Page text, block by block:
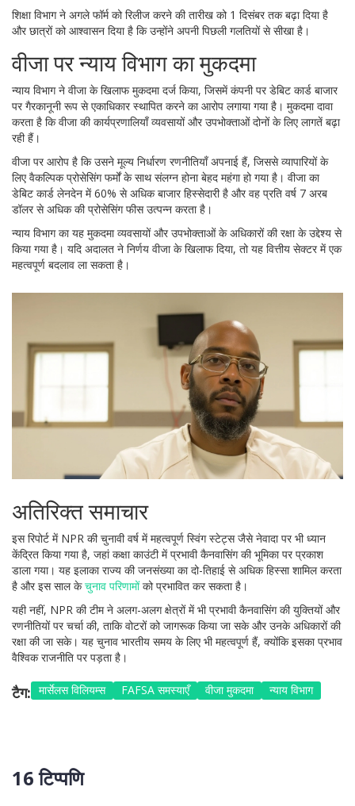
शिक्षा विभाग ने अगले फॉर्म को रिलीज करने की तारीख को 1 दिसंबर तक बढ़ा दिया है
और छात्रों को आश्वासन दिया है कि उन्होंने अपनी पिछली गलतियों से सीखा है।
वीजा पर न्याय विभाग का मुकदमा
न्याय विभाग ने वीजा के खिलाफ मुकदमा दर्ज किया, जिसमें कंपनी पर डेबिट कार्ड बाजार
पर गैरकानूनी रूप से एकाधिकार स्थापित करने का आरोप लगाया गया है। मुकदमा दावा
करता है कि वीजा की कार्यप्रणालियाँ व्यवसायों और उपभोक्ताओं दोनों के लिए लागतें बढ़ा
रही हैं।
वीजा पर आरोप है कि उसने मूल्य निर्धारण रणनीतियाँ अपनाई हैं, जिससे व्यापारियों के
लिए वैकल्पिक प्रोसेसिंग फर्मों के साथ संलग्न होना बेहद महंगा हो गया है। वीजा का
डेबिट कार्ड लेनदेन में 60% से अधिक बाजार हिस्सेदारी है और वह प्रति वर्ष 7 अरब
डॉलर से अधिक की प्रोसेसिंग फीस उत्पन्न करता है।
न्याय विभाग का यह मुकदमा व्यवसायों और उपभोक्ताओं के अधिकारों की रक्षा के उद्देश्य से
किया गया है। यदि अदालत ने निर्णय वीजा के खिलाफ दिया, तो यह वित्तीय सेक्टर में एक
महत्वपूर्ण बदलाव ला सकता है।
अतिरिक्त समाचार
इस रिपोर्ट में NPR की चुनावी वर्ष में महत्वपूर्ण स्विंग स्टेट्स जैसे नेवादा पर भी ध्यान
केंद्रित किया गया है, जहां कक्षा काउंटी में प्रभावी कैनवासिंग की भूमिका पर प्रकाश
डाला गया। यह इलाका राज्य की जनसंख्या का दो-तिहाई से अधिक हिस्सा शामिल करता
है और इस साल केचुनाव परिणामों को प्रभावित कर सकता है।
यही नहीं, NPR की टीम ने अलग-अलग क्षेत्रों में भी प्रभावी कैनवासिंग की युक्तियों और
रणनीतियों पर चर्चा की, ताकि वोटरों को जागरूक किया जा सके और उनके अधिकारों की
रक्षा की जा सके। यह चुनाव भारतीय समय के लिए भी महत्वपूर्ण हैं, क्योंकि इसका प्रभाव
वैश्विक राजनीति पर पड़ता है।
टैग: मार्सेलस विलियम्स FAFSA समस्याएँ वीजा मुकदमा न्याय विभाग
16 टिप्पणि